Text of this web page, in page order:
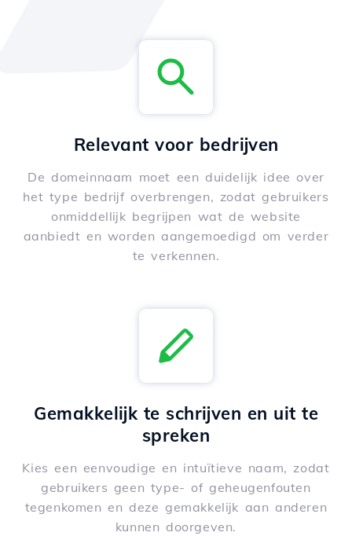
Relevant voor bedrijven
De domeinnaam moet een duidelijk idee over
het type bedrijf overbrengen, zodat gebruikers
onmiddellijk begrijpen wat de website
aanbiedt en worden aangemoedigd om verder
te verkennen.
Gemakkelijk te schrijven en uit te
spreken
Kies een eenvoudige en intuïtieve naam, zodat
gebruikers geen type- of geheugenfouten
tegenkomen en deze gemakkelijk aan anderen
kunnen doorgeven.